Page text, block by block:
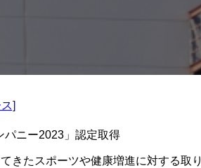
]
パニー2023」認定取得
きたスポーツや健康増進に対する取